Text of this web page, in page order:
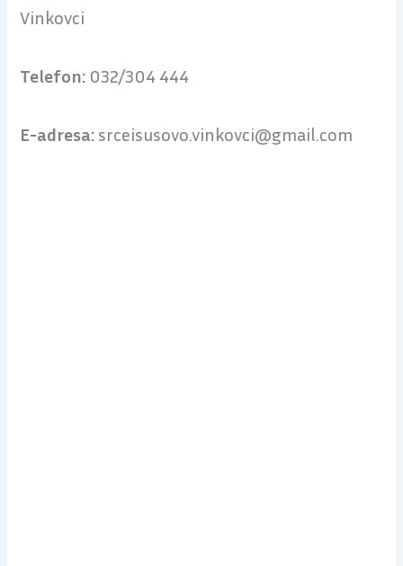
Vinkovci
Telefon: 032/304 444
E-adresa: srceisusovo.vinkovci@gmail.com